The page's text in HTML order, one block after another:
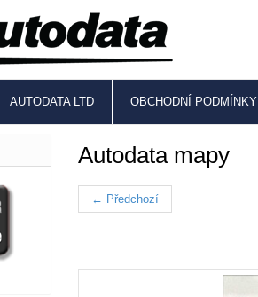
AUTODATA LTD OBCHODNÍ PODMÍNKY
Autodata mapy
← Předchozí